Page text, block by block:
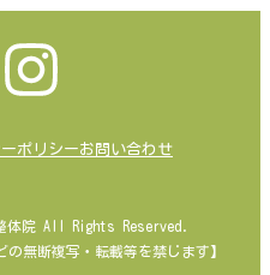
ポリシーお問い合わせ
院 All Rights Reserved.
の無断複写・転載等を禁じます】